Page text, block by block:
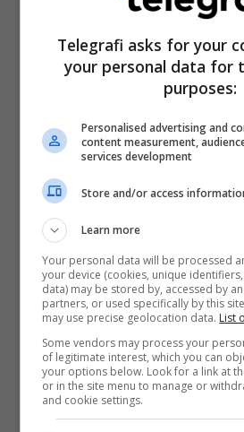
Kombëtarja E Kosovës Për Femra
Telegrafi asks for your
your personal data for
purposes:
Personalised advertising and
content measurement,
services development
Store and/or access
Learn more
Your personal data will be processed
your device (cookies, unique
data) may be stored by, accessed by
partners, or used specifically by this
may use precise geolocation data. List
Some vendors may process your
of legitimate interest, which you can
your options below. Look for a link at
or in the site menu to manage or
and cookie settings.